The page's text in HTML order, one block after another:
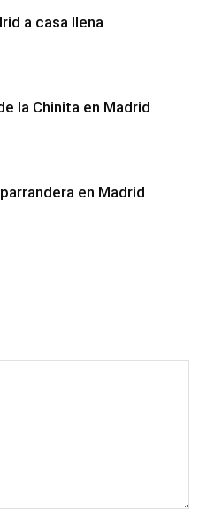
a casa llena
la Chinita en Madrid
en Madrid